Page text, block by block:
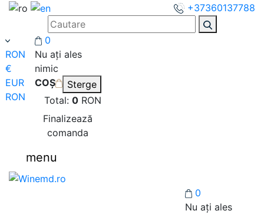
+37360137788
RON
€
EUR
RON
0
Nu ați ales
nimic
COȘ
Sterge
Total: 0RON
Finalizează
comanda
menu
0
Nu ați ales